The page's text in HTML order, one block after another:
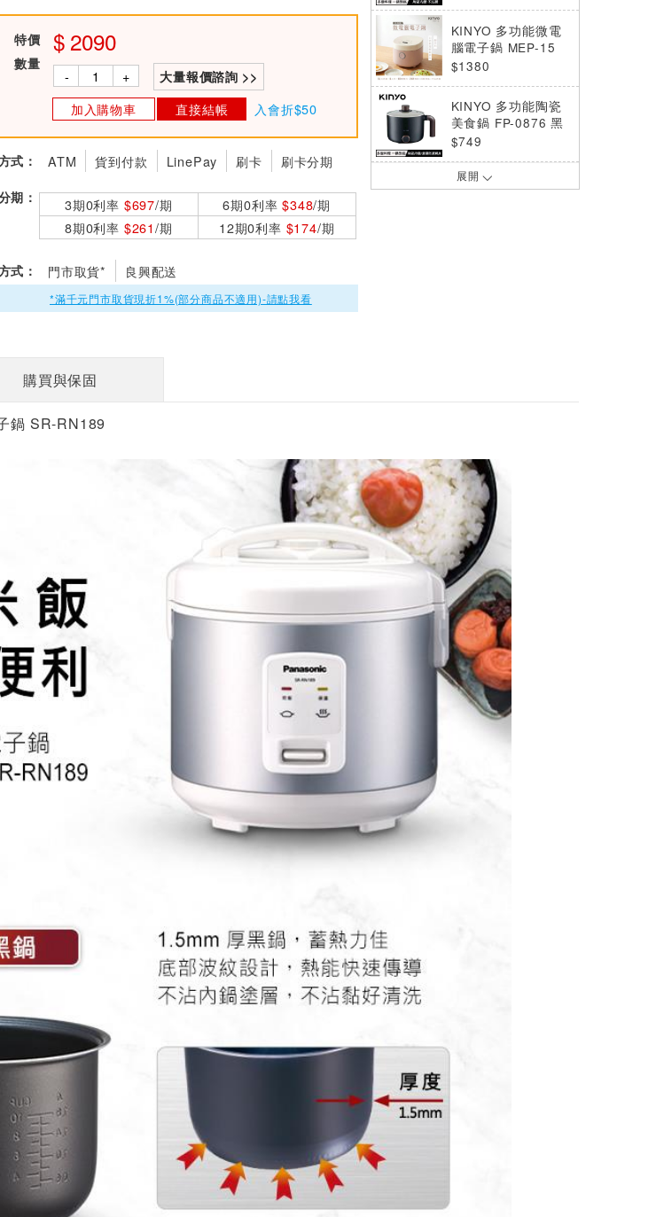
特價 2090
數量
- + 大量報價諮詢 >>
加入購物車 直接結帳 入會折$50
式： ATM 貨到付款 LinePay 刷卡 刷卡分期
期： 3期0利率 $697/期 6期0利率$348/期
8期0利率 $261/期 12期0利率 $174/期
式： 門市取貨* 良興配送
*滿千元門市取貨現折1%(部分商品不適用)-請點我看
KINYO 多功能微電
腦電子鍋 MEP-15
$1380
KINYO 多功能陶瓷
美食鍋 FP-0876 黑
色
$749
KINYO 雙電壓電子
KINYO 多功能陶瓷
蒸煮美食鍋1.7L FP-
0901
$799
展開
購買與保固
鍋 SR-RN189